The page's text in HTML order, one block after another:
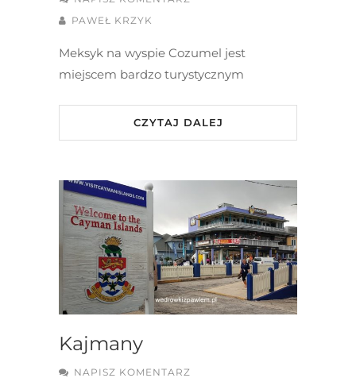
PAWEŁ KRZYK
Meksyk na wyspie Cozumel jest
miejscem bardzo turystycznym
CZYTAJ DALEJ
Kajmany
NAPISZ KOMENTARZ